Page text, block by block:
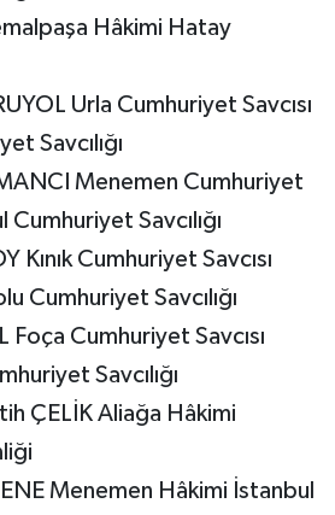
Hâkimi Hatay
Urla Cumhuriyet Savcısı
Savcılığı
Menemen Cumhuriyet
Cumhuriyet Savcılığı
Kınık Cumhuriyet Savcısı
Cumhuriyet Savcılığı
Foça Cumhuriyet Savcısı
Savcılığı
ÇELİK Aliağa Hâkimi
Menemen Hâkimi İstanbul